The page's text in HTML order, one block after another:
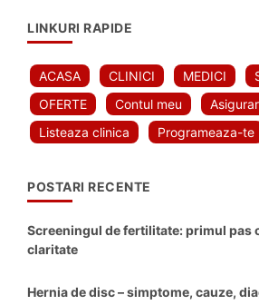
LINKURI RAPIDE
ACASA CLINICI MEDICI
OFERTE
Contul meu
Listeaza clinica
Programeaza-te
POSTARI RECENTE
Screeningul de fertilitate: primul pas
claritate
Hernia de disc – simptome, cauze,